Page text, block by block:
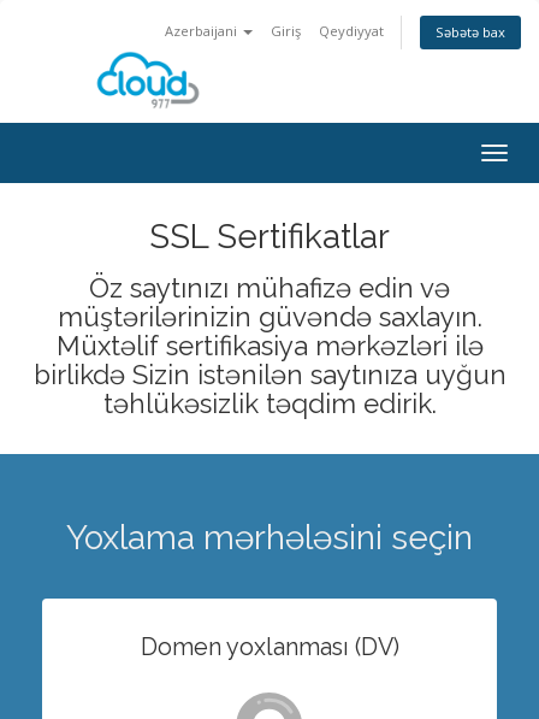
Azerbaijani Giriş Qeydiyyat Səbətə bax
keçid
SSL Sertifikatlar
Öz saytınızı mühafizə edin və
müştərilərinizin güvəndə saxlayın.
Müxtəlif sertifikasiya mərkəzləri ilə
birlikdə Sizin istənilən saytınıza uyğun
təhlükəsizlik təqdim edirik.
Yoxlama mərhələsini seçin
Domen yoxlanması (DV)